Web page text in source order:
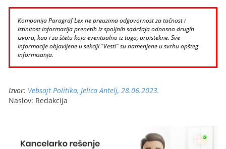
Kompanija Paragraf Lex ne preuzima odgovornost za tačnost i
istinitost informacija prenetih iz spoljnih sadržaja odnosno drugih
izvora, kao i za štetu koja eventualno iz toga, proistekne. Sve
informacije objavljene u sekciji "Vesti" su namenjene u svrhu opšteg
informisanja.
Izvor: Vebsajt Politika, Jelica Antelj, 28.06.2023.
Naslov: Redakcija